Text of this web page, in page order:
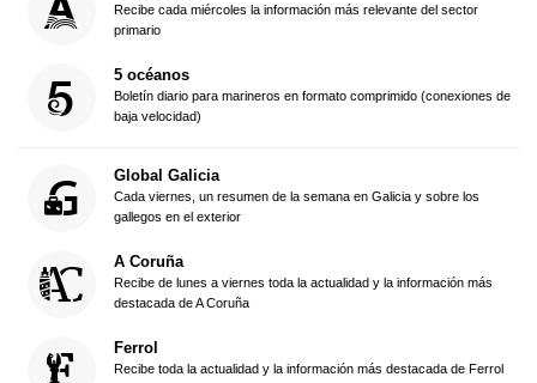
Recibe cada miércoles la información más relevante del sector
primario
5 océanos
Boletín diario para marineros en formato comprimido (conexiones de
baja velocidad)
Global Galicia
Cada viernes, un resumen de la semana en Galicia y sobre los
gallegos en el exterior
A Coruña
Recibe de lunes a viernes toda la actualidad y la información más
destacada de A Coruña
Ferrol
Recibe toda la actualidad y la información más destacada de Ferrol